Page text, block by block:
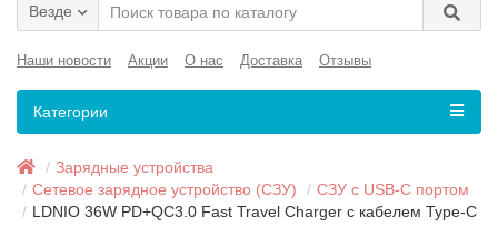
Везде
Наши новости Акции О нас Доставка Отзывы
Категории
Зарядные устройства
Сетевое зарядное устройство (СЗУ)
СЗУ с USB-C портом
LDNIO 36W PD+QC3.0 Fast Travel Charger с кабелем Type-C